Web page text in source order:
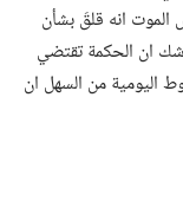
انه قلقَ بشأن
ان الحكمة تقتضي
اليومية من السهل ان